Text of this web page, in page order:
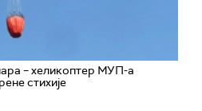
– хеликоптер МУП-а
стихије